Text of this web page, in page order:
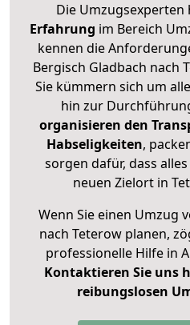
Die Umzugsexperten
Erfahrung im Bereich
kennen die
Bergisch Gladbach nach
Sie kümmern sich um
hin zur
organisieren den
Habseligkeiten,
sorgen dafür, dass
neuen Zielort in
Wenn Sie einen Umzug
nach Teterow planen,
professionelle Hilfe in
Kontaktieren Sie uns
reibungslosen